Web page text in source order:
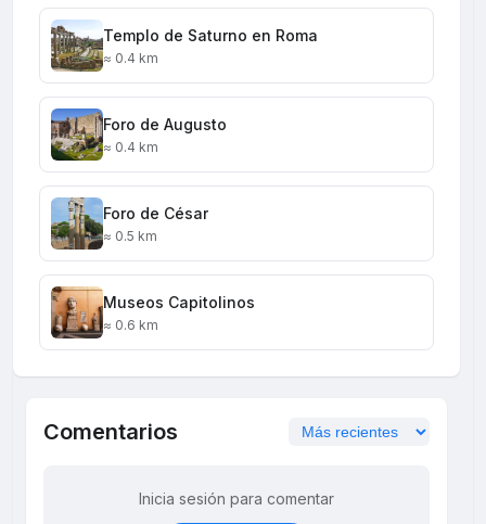
Templo de Saturno en Roma
≈ 0.4 km
Foro de Augusto
≈ 0.4 km
Foro de César
≈ 0.5 km
Museos Capitolinos
≈ 0.6 km
Comentarios
Inicia sesión para comentar